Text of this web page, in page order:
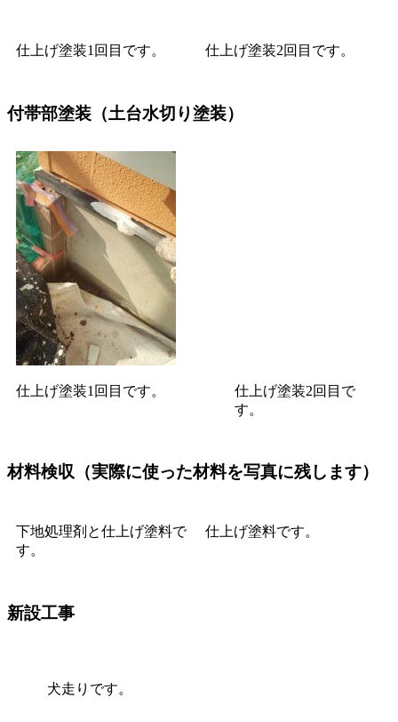
仕上げ塗装1回目です。 仕上げ塗装2回目です。
付帯部塗装（土台水切り塗装）
仕上げ塗装1回目です。
仕上げ塗装2回目で
す。
材料検収 （実際に使った材料を写真に残します）
下地処理剤と仕上げ塗料で
す。
仕上げ塗料です。
新設工事
犬走りです。